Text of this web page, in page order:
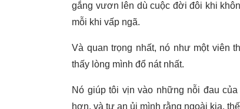
gắng vươn lên dù cuộc đời đôi khi
mỗi khi vấp ngã.
Và quan trọng nhất, nó như một viên
thấy lòng mình đổ nát nhất.
Nó giúp tôi vịn vào những nỗi đau
hơn, và tự an ủi mình rằng ngoài kia,